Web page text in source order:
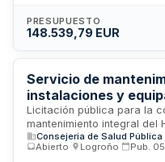
de contratación, que
interpretación del contrato
salvaguarden la libre
del Contratante.
PRESUPUESTO
148.539,79 EUR
Servicio de
instalaciones y
Universitario San
Licitación pública para la
mantenimiento integral del
del Servicio Riojano de
mantenimiento preventivo
Consejeria de Salud
Abierto
Logroño Pub.